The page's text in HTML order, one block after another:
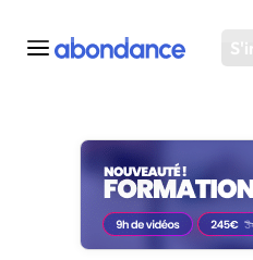
Toutes les actus
Actus SEO
Plateforme